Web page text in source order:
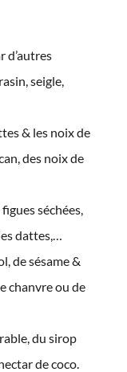
d’autres
seigle,
& les noix de
des noix de
séchées,
dattes,…
de sésame &
chanvre ou de
du sirop
de coco.